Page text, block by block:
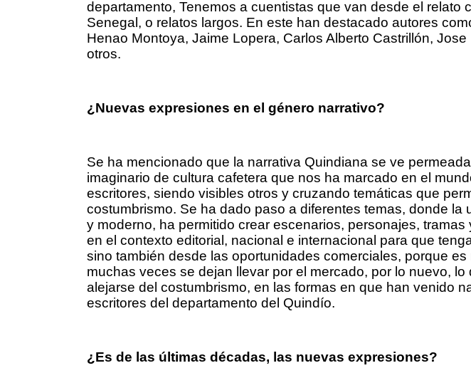
departamento, Tenemos a cuentistas que van desde el
Senegal, o relatos largos. En este han destacado autores
Henao Montoya, Jaime Lopera, Carlos Alberto Castrillón,
otros.
¿Nuevas expresiones en el género narrativo?
Se ha mencionado que la narrativa Quindiana se ve
imaginario de cultura cafetera que nos ha marcado en el
escritores, siendo visibles otros y cruzando temáticas que
costumbrismo. Se ha dado paso a diferentes temas, donde
y moderno, ha permitido crear escenarios, personajes,
en el contexto editorial, nacional e internacional para que
sino también desde las oportunidades comerciales, porque
muchas veces se dejan llevar por el mercado, por lo nuevo,
alejarse del costumbrismo, en las formas en que han venido
escritores del departamento del Quindío.
¿Es de las últimas décadas, las nuevas expresiones?